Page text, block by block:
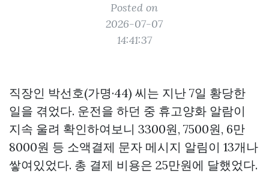
Posted on
2026-07-07
14:41:37
직장인 박선호(가명·44) 씨는 지난 7일 황당한
일을 겪었다. 운전을 하던 중 휴고양화 알람이
지속 울려 확인하여보니 3300원, 7500원, 6만
8000원 등 소액결제 문자 메시지 알림이 13개나
쌓여있었다. 총 결제 비용은 25만원에 달했었다.